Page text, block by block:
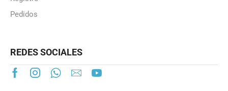
Pedidos
REDES SOCIALES